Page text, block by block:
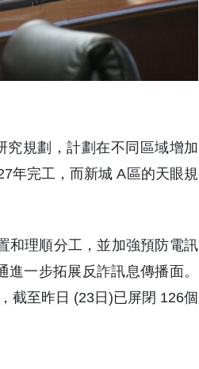
究規劃，計劃在不同區域增加
年完工，而新城 A區的天眼規
和理順分工，並加強預防電訊
一步拓展反詐訊息傳播面。
截至昨日 (23日)已屏閉 126個